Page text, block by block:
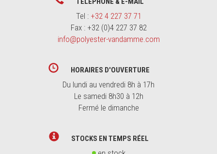
Tel : +32 4 227 37 71
Fax : +32 (0)4 227 37 82
info@polyester-vandamme.com
HORAIRES D'OUVERTURE
Du lundi au vendredi 8h à 17h
Le samedi 8h30 à 12h
Fermé le dimanche
STOCKS EN TEMPS RÉEL